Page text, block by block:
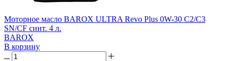
Моторное масло BAROX ULTRA Revo Plus 0W-30 C2/C3
SN/CF синт. 4 л.
BAROX
В корзину